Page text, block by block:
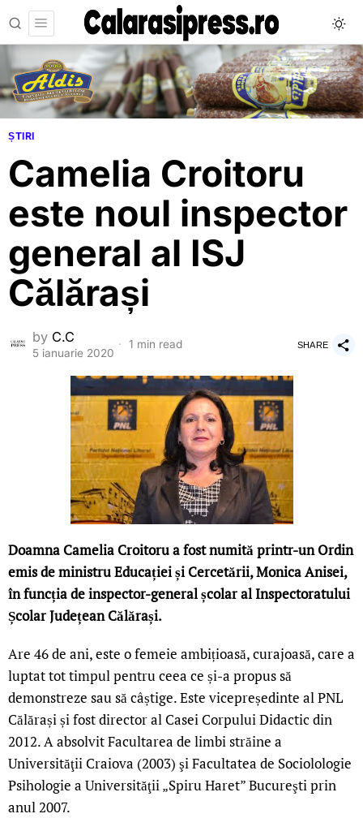
ȘTIRI
Camelia Croitoru
este noul inspector
general al ISJ
Călărași
by C.C
5 ianuarie 2020
1 min read SHARE
Doamna Camelia Croitoru a fost numită printr-un Ordin
emis de ministru Educației și Cercetării, Monica Anisei,
în funcția de inspector-general școlar al Inspectoratului
Școlar Județean Călărași.
Are 46 de ani, este o femeie ambițioasă, curajoasă, care a
luptat tot timpul pentru ceea ce și-a propus să
demonstreze sau să câștige. Este vicepreședinte al PNL
Călărași și fost director al Casei Corpului Didactic din
2012. A absolvit Facultarea de limbi străine a
Universităţii Craiova (2003) şi Facultatea de Sociolologie
Psihologie a Universităţii „Spiru Haret” Bucureşti prin
anul 2007.